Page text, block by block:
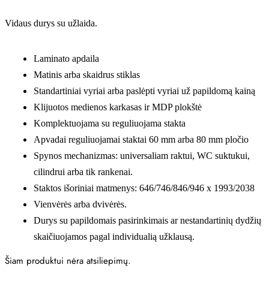
Vidaus durys su užlaida.
Laminato apdaila
Matinis arba skaidrus stiklas
Standartiniai vyriai arba paslėpti vyriai už papildomą kainą
Klijuotos medienos karkasas ir MDP plokštė
Komplektuojama su reguliuojama stakta
Apvadai reguliuojamai staktai 60 mm arba 80 mm pločio
Spynos mechanizmas: universaliam raktui, WC suktukui,
cilindrui arba tik rankenai.
Staktos išoriniai matmenys: 646/746/846/946 x 1993/2038
Vienvėrės arba dvivėrės.
Durys su papildomais pasirinkimais ar nestandartinių dydžių
skaičiuojamos pagal individualią užklausą.
Šiam produktui nėra atsiliepimų.